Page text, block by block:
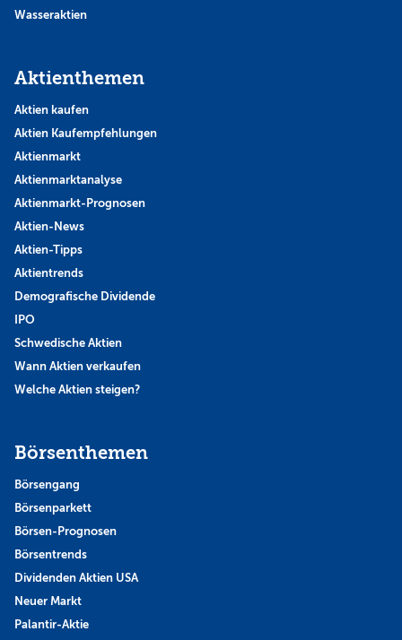
Wasseraktien
Aktienthemen
Aktien kaufen
Aktien Kaufempfehlungen
Aktienmarkt
Aktienmarktanalyse
Aktienmarkt-Prognosen
Aktien-News
Aktien-Tipps
Aktientrends
Demografische Dividende
IPO
Schwedische Aktien
Wann Aktien verkaufen
Welche Aktien steigen?
Börsenthemen
Börsengang
Börsenparkett
Börsen-Prognosen
Börsentrends
Dividenden Aktien USA
Neuer Markt
Palantir-Aktie